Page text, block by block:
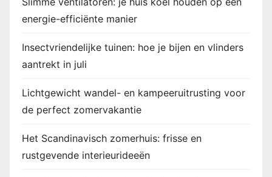
energie-efficiënte manier
Insectvriendelijke tuinen: hoe je bijen en vlinders
aantrekt in juli
Lichtgewicht wandel- en kampeeruitrusting voor
de perfect zomervakantie
Het Scandinavisch zomerhuis: frisse en
rustgevende interieurideeën